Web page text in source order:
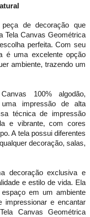
de decoração que
Tela Canvas Geométrica
perfeita. Com seu
é uma excelente opção
ambiente, trazendo um
100% algodão,
impressão de alta
técnica de impressão
e vibrante, com cores
A tela possui diferentes
decoração, salas,
decoração exclusiva e
e estilo de vida. Ela
em um ambiente
impressionar e encantar
Canvas Geométrica